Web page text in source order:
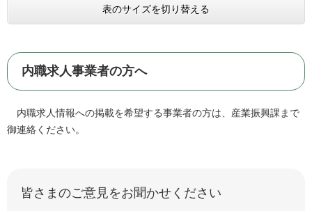
表のサイズを切り替える
内職求人事業者の方へ
内職求人情報への掲載を希望する事業者の方は、産業振興課まで
御連絡ください。
皆さまのご意見をお聞かせください